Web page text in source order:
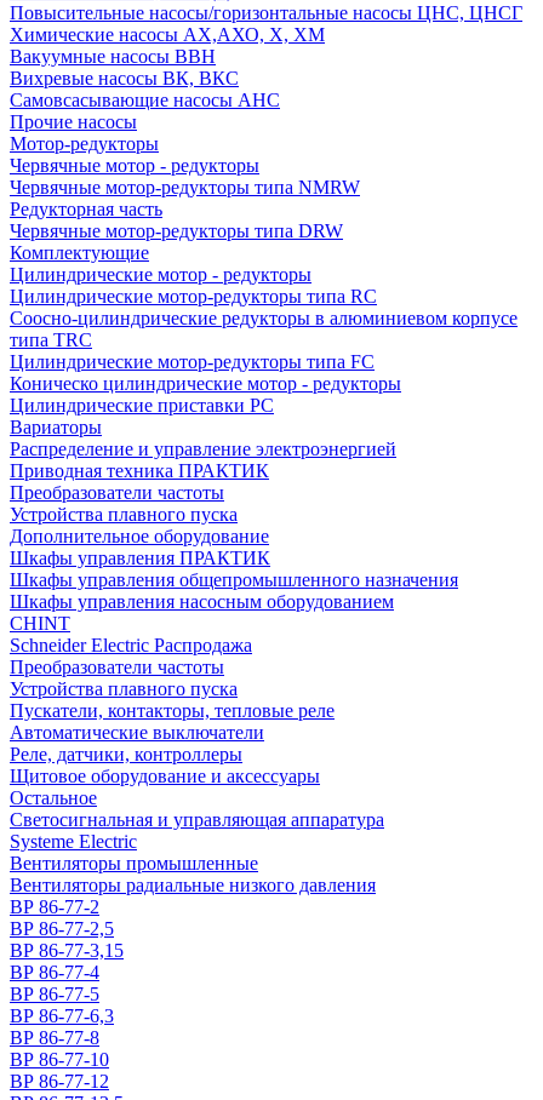
Повысительные насосы/горизонтальные насосы ЦНС, ЦНСГ
Химические насосы АХ,АХО, Х, ХМ
Вакуумные насосы ВВН
Вихревые насосы ВК, ВКС
Самовсасывающие насосы АНС
Прочие насосы
Мотор-редукторы
Червячные мотор - редукторы
Червячные мотор-редукторы типа NMRW
Редукторная часть
Червячные мотор-редукторы типа DRW
Комплектующие
Цилиндрические мотор - редукторы
Цилиндрические мотор-редукторы типа RC
Соосно-цилиндрические редукторы в алюминиевом корпусе
типа TRC
Цилиндрические мотор-редукторы типа FC
Коническо цилиндрические мотор - редукторы
Цилиндрические приставки PC
Вариаторы
Распределение и управление электроэнергией
Приводная техника ПРАКТИК
Преобразователи частоты
Устройства плавного пуска
Дополнительное оборудование
Шкафы управления ПРАКТИК
Шкафы управления общепромышленного назначения
Шкафы управления насосным оборудованием
CHINT
Schneider Electric Распродажа
Преобразователи частоты
Устройства плавного пуска
Пускатели, контакторы, тепловые реле
Автоматические выключатели
Реле, датчики, контроллеры
Щитовое оборудование и аксессуары
Остальное
Светосигнальная и управляющая аппаратура
Systeme Electric
Вентиляторы промышленные
Вентиляторы радиальные низкого давления
ВР 86-77-2
ВР 86-77-2,5
ВР 86-77-3,15
ВР 86-77-4
ВР 86-77-5
ВР 86-77-6,3
ВР 86-77-8
ВР 86-77-10
ВР 86-77-12